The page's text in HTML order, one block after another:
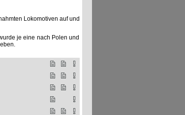
Lokomotiven auf und
je eine nach Polen und